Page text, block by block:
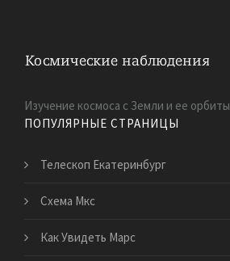
Изучение космоса с Земли и ее орбиты
ПОПУЛЯРНЫЕ СТРАНИЦЫ
Телескоп Екатеринбург
Схема Мкс
Как Увидеть Марс